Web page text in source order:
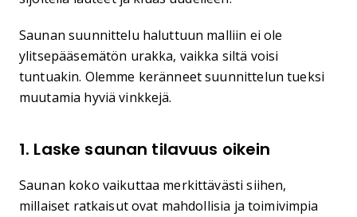
Saunan suunnittelu haluttuun malliin ei ole
ylitsepääsemätön urakka, vaikka siltä voisi
tuntuakin. Olemme keränneet suunnittelun tueksi
muutamia hyviä vinkkejä.
1. Laske saunan tilavuus oikein
Saunan koko vaikuttaa merkittävästi siihen,
millaiset ratkaisut ovat mahdollisia ja toimivimpia